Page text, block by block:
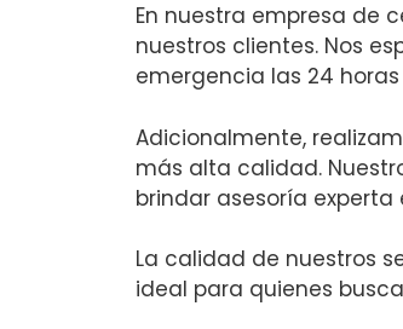
En nuestra empresa de
nuestros clientes. Nos
emergencia las 24
Adicionalmente,
más alta calidad.
brindar asesoría
La calidad de nuestros
ideal para quienes